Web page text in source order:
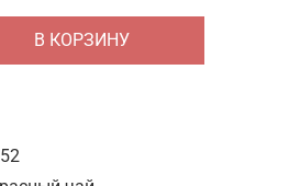
В КОРЗИНУ